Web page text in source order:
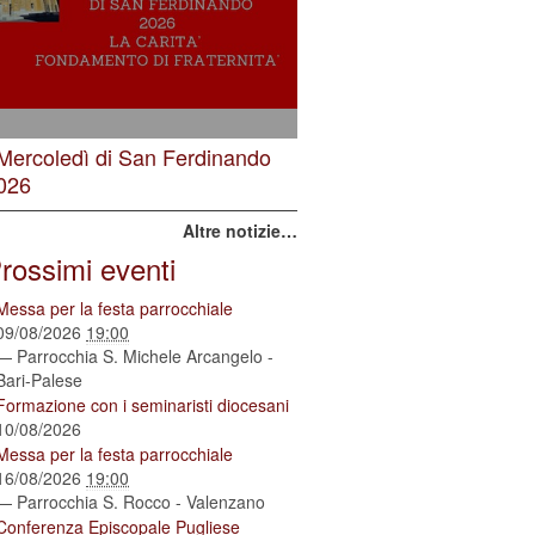
di San Ferdinando
Altre notizie…
eventi
per la festa parrocchiale
08/2026 19:00
Parrocchia S. Michele Arcangelo -
Palese
con i seminaristi diocesani
08/2026
per la festa parrocchiale
08/2026 19:00
Parrocchia S. Rocco - Valenzano
Episcopale Pugliese